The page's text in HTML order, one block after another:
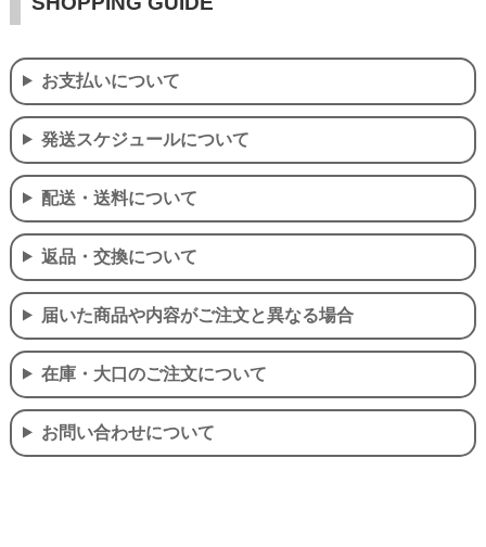
お支払いについて
発送スケジュールについて
配送・送料について
返品・交換について
届いた商品や内容がご注文と異なる場合
在庫・大口のご注文について
お問い合わせについて